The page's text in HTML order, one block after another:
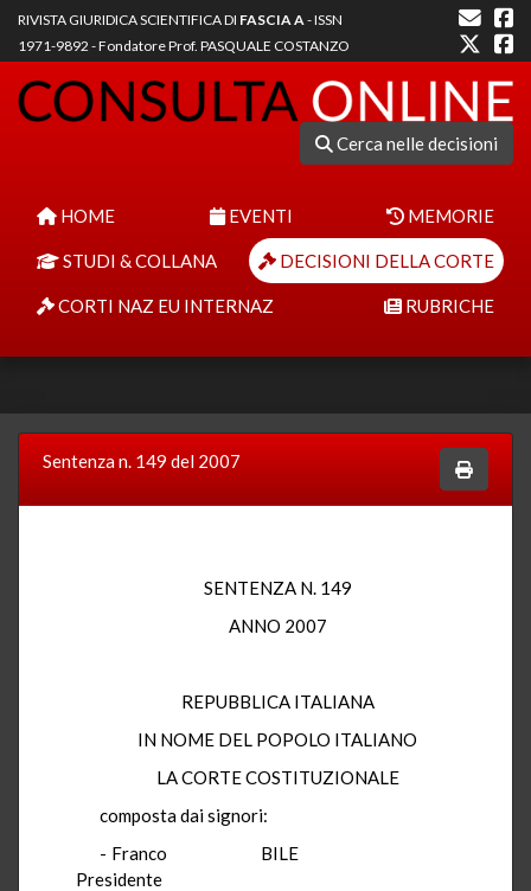
RIVISTA GIURIDICA SCIENTIFICA DI FASCIA A- ISSN
1971-9892 - Fondatore Prof. PASQUALE COSTANZO
Cerca nelle decisioni
HOME EVENTI MEMORIE
STUDI & COLLANA DECISIONI DELLA CORTE
CORTI NAZ EU INTERNAZ RUBRICHE
Sentenza n. 149 del 2007
SENTENZA N. 149
ANNO 2007
REPUBBLICA ITALIANA
IN NOME DEL POPOLO ITALIANO
LA CORTE COSTITUZIONALE
composta dai signori:
- Franco BILE
Presidente